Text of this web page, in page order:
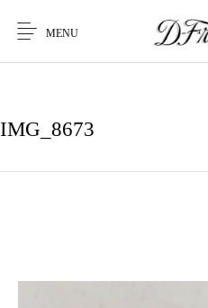
MENU
IMG_8673